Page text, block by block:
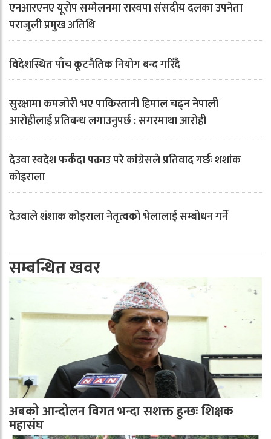
एनआरएनए यूरोप सम्मेलनमा रास्वपा संसदीय दलका उपनेता
पराजुली प्रमुख अतिथि
विदेशस्थित पाँच कूटनैतिक नियोग बन्द गरिँदै
सुरक्षामा कमजोरी भए पाकिस्तानी हिमाल चढ्न नेपाली
आरोहीलाई प्रतिबन्ध लगाउनुपर्छ : सगरमाथा आरोही
देउवा स्वदेश फर्कँदा पक्राउ परे कांग्रेसले प्रतिवाद गर्छः शशांक
कोइराला
देउवाले शंशाक कोइराला नेतृत्वको भेलालाई सम्बोधन गर्ने
सम्बन्धित खवर
अबको आन्दोलन विगत भन्दा सशक्त हुन्छः शिक्षक
महासंघ